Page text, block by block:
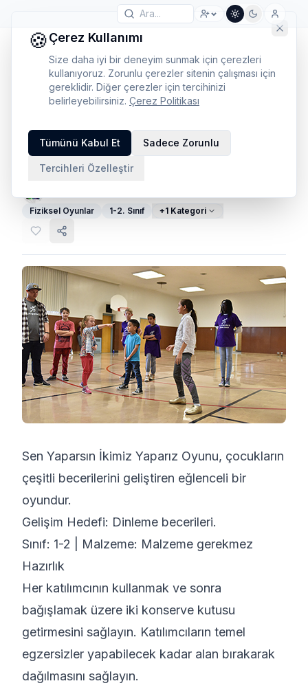
Sen Yaparsın İkimiz
Yaparız Oyunu
Fiziksel Oyunlar 1-2. Sınıf +1 Kategori
Sen Yaparsın İkimiz Yaparız Oyunu, çocukların
çeşitli becerilerini geliştiren eğlenceli bir
oyundur.
Gelişim Hedefi: Dinleme becerileri.
Sınıf: 1-2 | Malzeme: Malzeme gerekmez
Hazırlık
Her katılımcının kullanmak ve sonra
bağışlamak üzere iki konserve kutusu
getirmesini sağlayın. Katılımcıların temel
egzersizler yapabilecek kadar alan bırakarak
dağılmasını sağlayın.
🍪Çerez Kullanımı
Size daha iyi bir deneyim sunmak için çerezleri
kullanıyoruz. Zorunlu çerezler sitenin çalışması için
gereklidir. Diğer çerezler için tercihinizi
belirleyebilirsiniz. Çerez Politikası
Tümünü Kabul Et Sadece Zorunlu
Tercihleri Özelleştir